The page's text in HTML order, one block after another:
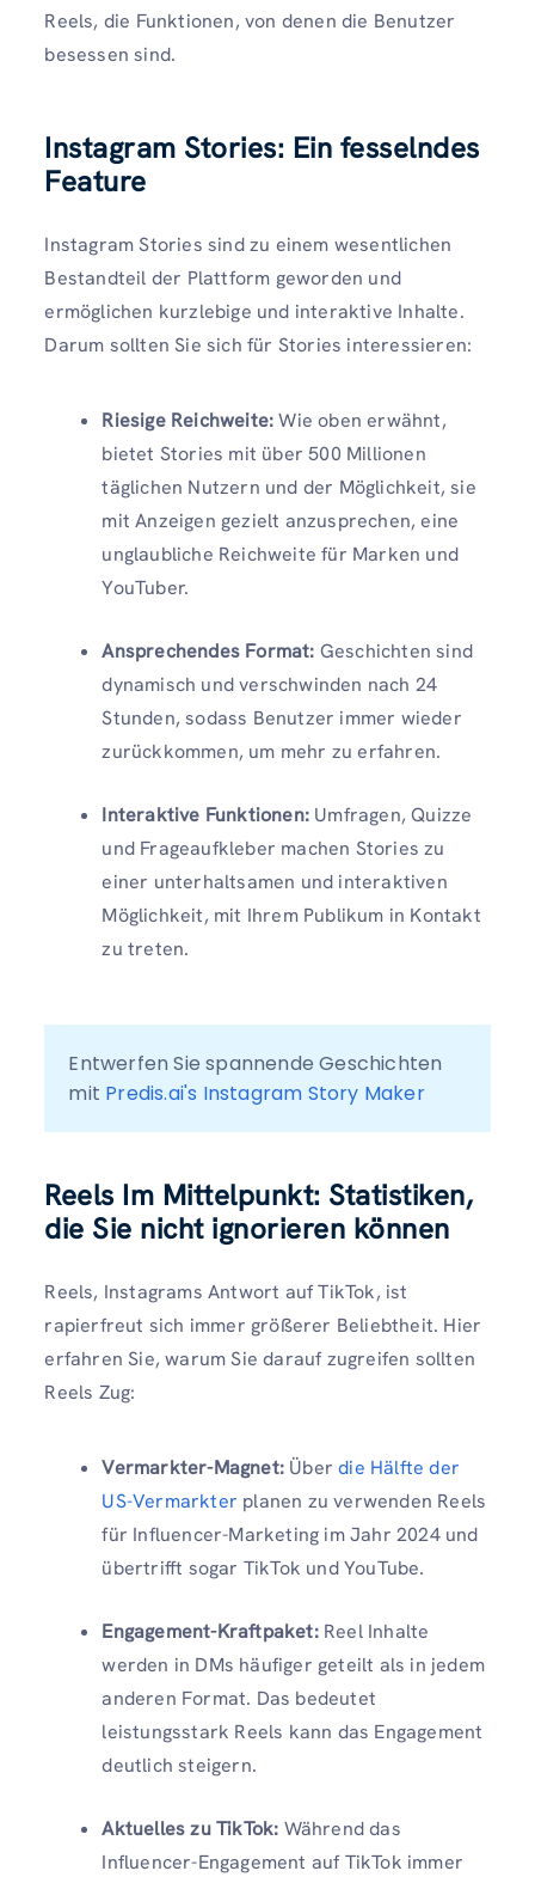
Reels, die Funktionen, von denen die Benutzer
besessen sind.
Instagram Stories: Ein fesselndes
Feature
Instagram Stories sind zu einem wesentlichen
Bestandteil der Plattform geworden und
ermöglichen kurzlebige und interaktive Inhalte.
Darum sollten Sie sich für Stories interessieren:
Riesige Reichweite:Wie oben erwähnt,
bietet Stories mit über 500 Millionen
täglichen Nutzern und der Möglichkeit, sie
mit Anzeigen gezielt anzusprechen, eine
unglaubliche Reichweite für Marken und
YouTuber.
Ansprechendes Format: Geschichten sind
dynamisch und verschwinden nach 24
Stunden, sodass Benutzer immer wieder
zurückkommen, um mehr zu erfahren.
Interaktive Funktionen: Umfragen, Quizze
und Frageaufkleber machen Stories zu
einer unterhaltsamen und interaktiven
Möglichkeit, mit Ihrem Publikum in Kontakt
zu treten.
Entwerfen Sie spannende Geschichten
mit Predis.ai's Instagram Story Maker
Reels Im Mittelpunkt: Statistiken,
die Sie nicht ignorieren können
Reels, Instagrams Antwort auf TikTok, ist
rapierfreut sich immer größerer Beliebtheit. Hier
erfahren Sie, warum Sie darauf zugreifen sollten
Reels Zug:
Vermarkter-Magnet: Überdie Hälfte der
US-Vermarkter planen zu verwenden Reels
für Influencer-Marketing im Jahr 2024 und
übertrifft sogar TikTok und YouTube.
Engagement-Kraftpaket:Reel Inhalte
werden in DMs häufiger geteilt als in jedem
anderen Format. Das bedeutet
leistungsstark Reels kann das Engagement
deutlich steigern.
Aktuelles zu TikTok: Während das
Influencer-Engagement auf TikTok immer